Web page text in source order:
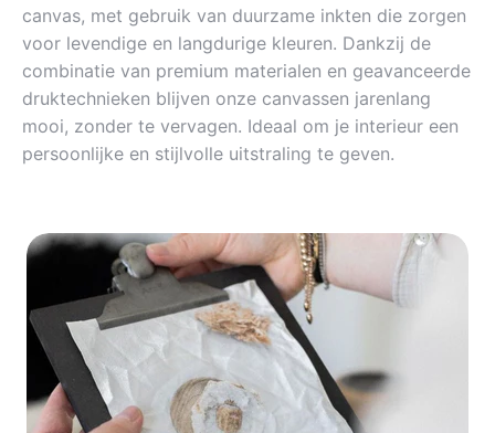
canvas, met gebruik van duurzame inkten die zorgen
voor levendige en langdurige kleuren. Dankzij de
combinatie van premium materialen en geavanceerde
druktechnieken blijven onze canvassen jarenlang
mooi, zonder te vervagen. Ideaal om je interieur een
persoonlijke en stijlvolle uitstraling te geven.